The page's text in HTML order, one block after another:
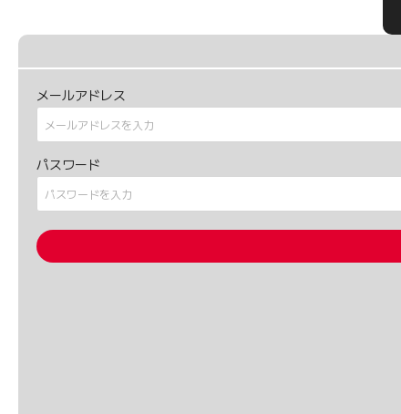
メールアドレス
パスワード